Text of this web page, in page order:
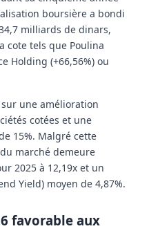
boursière a bondi
milliards de dinars,
cote tels que Poulina
Holding (+66,56%) ou
une amélioration
cotées et une
15%. Malgré cette
marché demeure
2025 à 12,19x et un
Yield) moyen de 4,87%.
favorable aux